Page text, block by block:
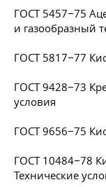
ГОСТ 5457−75
и газообразный
ГОСТ 5817−77
ГОСТ 9428−73
условия
ГОСТ 9656−75
ГОСТ 10484−78
Технические